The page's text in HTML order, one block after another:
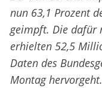
nun 63,1 Prozent
geimpft. Die dafür
erhielten 52,5
Daten des
Montag